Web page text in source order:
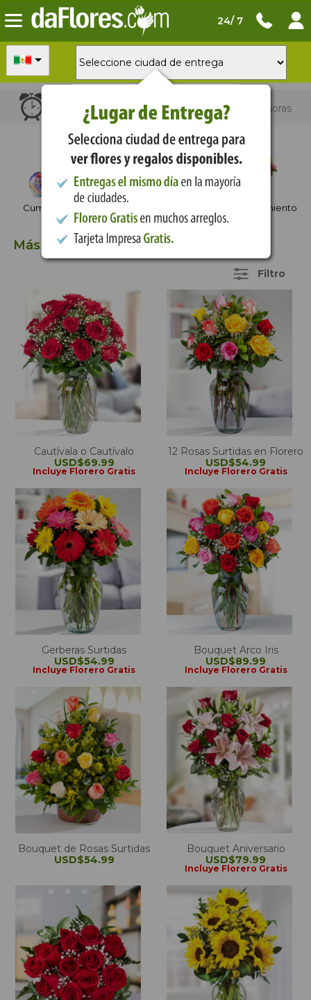
24/ 7
entrega hoyordena en las próximas horas
Ocasiones
Cumpleaños Agradecimiento
Más Vendidos 59 Items
Filtro
Cautívala o Cautívalo
USD$69.99
Incluye Florero Gratis
12 Rosas Surtidas en Florero
USD$54.99
Incluye Florero Gratis
Gerberas Surtidas
USD$54.99
Incluye Florero Gratis
Bouquet Arco Iris
USD$89.99
Incluye Florero Gratis
Bouquet de Rosas Surtidas
USD$54.99
Bouquet Aniversario
USD$79.99
Incluye Florero Gratis